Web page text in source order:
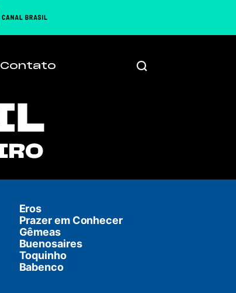
Contato
Eros
Prazer em Conhecer
Gêmeas
Buenosaires
Toquinho
Babenco